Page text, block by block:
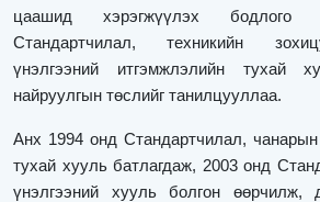
цаашид хэрэгжүүлэх бодлого
Стандартчилал, техникийн
үнэлгээний итгэмжлэлийн тухай
найруулгын төслийг танилцууллаа.
Анх 1994 онд Стандартчилал,
тухай хууль батлагдаж, 2003 онд
үнэлгээний хууль болгон